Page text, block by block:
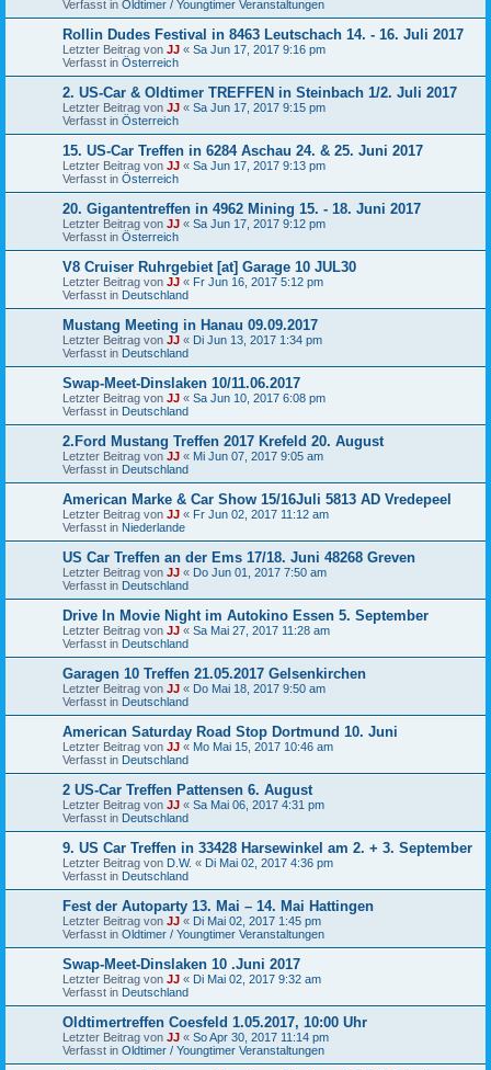
Verfasst in Oldtimer / Youngtimer Veranstaltungen
Rollin Dudes Festival in 8463 Leutschach 14. - 16. Juli 2017
Letzter Beitrag von JJ « Sa Jun 17, 2017 9:16 pm
Verfasst in Österreich
2. US-Car & Oldtimer TREFFEN in Steinbach 1/2. Juli 2017
Letzter Beitrag von JJ « Sa Jun 17, 2017 9:15 pm
Verfasst in Österreich
15. US-Car Treffen in 6284 Aschau 24. & 25. Juni 2017
Letzter Beitrag von JJ « Sa Jun 17, 2017 9:13 pm
Verfasst in Österreich
20. Gigantentreffen in 4962 Mining 15. - 18. Juni 2017
Letzter Beitrag von JJ « Sa Jun 17, 2017 9:12 pm
Verfasst in Österreich
V8 Cruiser Ruhrgebiet [at] Garage 10 JUL30
Letzter Beitrag von JJ « Fr Jun 16, 2017 5:12 pm
Verfasst in Deutschland
Mustang Meeting in Hanau 09.09.2017
Letzter Beitrag von JJ « Di Jun 13, 2017 1:34 pm
Verfasst in Deutschland
Swap-Meet-Dinslaken 10/11.06.2017
Letzter Beitrag von JJ « Sa Jun 10, 2017 6:08 pm
Verfasst in Deutschland
2.Ford Mustang Treffen 2017 Krefeld 20. August
Letzter Beitrag von JJ « Mi Jun 07, 2017 9:05 am
Verfasst in Deutschland
American Marke & Car Show 15/16Juli 5813 AD Vredepeel
Letzter Beitrag von JJ « Fr Jun 02, 2017 11:12 am
Verfasst in Niederlande
US Car Treffen an der Ems 17/18. Juni 48268 Greven
Letzter Beitrag von JJ « Do Jun 01, 2017 7:50 am
Verfasst in Deutschland
Drive In Movie Night im Autokino Essen 5. September
Letzter Beitrag von JJ « Sa Mai 27, 2017 11:28 am
Verfasst in Deutschland
Garagen 10 Treffen 21.05.2017 Gelsenkirchen
Letzter Beitrag von JJ « Do Mai 18, 2017 9:50 am
Verfasst in Deutschland
American Saturday Road Stop Dortmund 10. Juni
Letzter Beitrag von JJ « Mo Mai 15, 2017 10:46 am
Verfasst in Deutschland
2 US-Car Treffen Pattensen 6. August
Letzter Beitrag von JJ « Sa Mai 06, 2017 4:31 pm
Verfasst in Deutschland
9. US Car Treffen in 33428 Harsewinkel am 2. + 3. September
Letzter Beitrag von D.W. « Di Mai 02, 2017 4:36 pm
Verfasst in Deutschland
Fest der Autoparty 13. Mai – 14. Mai Hattingen
Letzter Beitrag von JJ « Di Mai 02, 2017 1:45 pm
Verfasst in Oldtimer / Youngtimer Veranstaltungen
Swap-Meet-Dinslaken 10 .Juni 2017
Letzter Beitrag von JJ « Di Mai 02, 2017 9:32 am
Verfasst in Deutschland
Oldtimertreffen Coesfeld 1.05.2017, 10:00 Uhr
Letzter Beitrag von JJ « So Apr 30, 2017 11:14 pm
Verfasst in Oldtimer / Youngtimer Veranstaltungen